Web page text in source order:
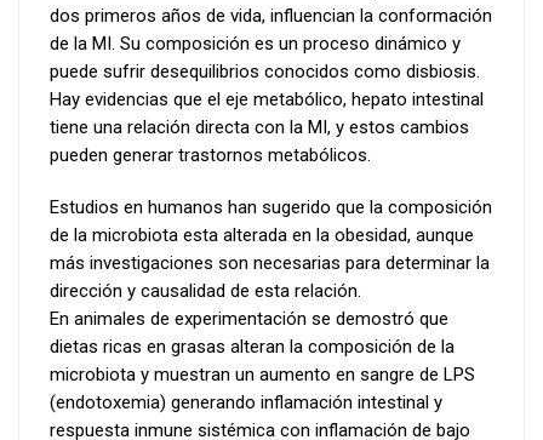
dos primeros años de vida, influencian la conformación
de la MI. Su composición es un proceso dinámico y
puede sufrir desequilibrios conocidos como disbiosis.
Hay evidencias que el eje metabólico, hepato intestinal
tiene una relación directa con la MI, y estos cambios
pueden generar trastornos metabólicos.
Estudios en humanos han sugerido que la composición
de la microbiota esta alterada en la obesidad, aunque
más investigaciones son necesarias para determinar la
dirección y causalidad de esta relación.
En animales de experimentación se demostró que
dietas ricas en grasas alteran la composición de la
microbiota y muestran un aumento en sangre de LPS
(endotoxemia) generando inflamación intestinal y
respuesta inmune sistémica con inflamación de bajo